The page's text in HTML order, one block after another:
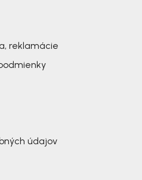
reklamácie
údajov